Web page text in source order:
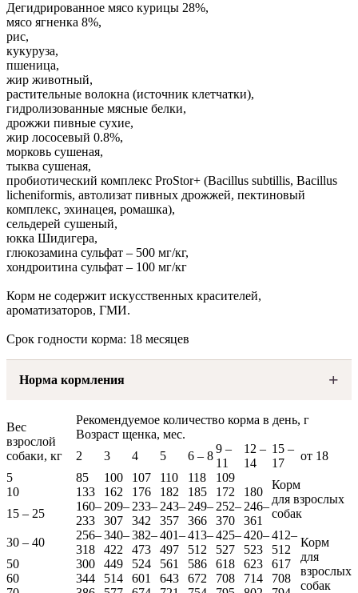
Дегидрированное мясо курицы 28%,
мясо ягненка 8%,
рис,
кукуруза,
пшеница,
жир животный,
растительные волокна (источник клетчатки),
гидролизованные мясные белки,
дрожжи пивные сухие,
жир лососевый 0.8%,
морковь сушеная,
тыква сушеная,
пробиотический комплекс ProStor+ (Bacillus subtillis, Bacillus
licheniformis, автолизат пивных дрожжей, пектиновый
комплекс, эхинацея, ромашка),
сельдерей сушеный,
юкка Шидигера,
глюкозамина сульфат – 500 мг/кг,
хондроитина сульфат – 100 мг/кг
Корм не содержит искусственных красителей,
ароматизаторов, ГМИ.
Срок годности корма: 18 месяцев
Норма кормления
Вес
взрослой
собаки, кг
Рекомендуемое количество корма в день, г
Возраст щенка, мес.
2
3 4 5 6 – 8
9 –
11
12 –
14
15 –
17
от 18
5
85 100 107 110 118 109
Корм
для взрослых
собак
10 133 162 176 182 185 172
180
15 – 25
160–
233
209–
307
233–
342
243–
357
249–
366
252–
370
246–
361
30 – 40
256–
318
340–
422
382–
473
401–
497
413–
512
425–
527
420–
523
412–
512
Корм
для
взрослых
собак
50 300 449 524 561 586 618 623
617
60
344 514 601 643 672 708 714
708